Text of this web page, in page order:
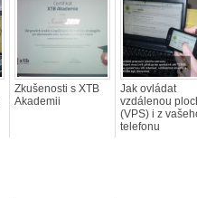
Zkušenosti s XTB
Akademii
Jak ovládat
vzdálenou
(VPS) i z
telefonu